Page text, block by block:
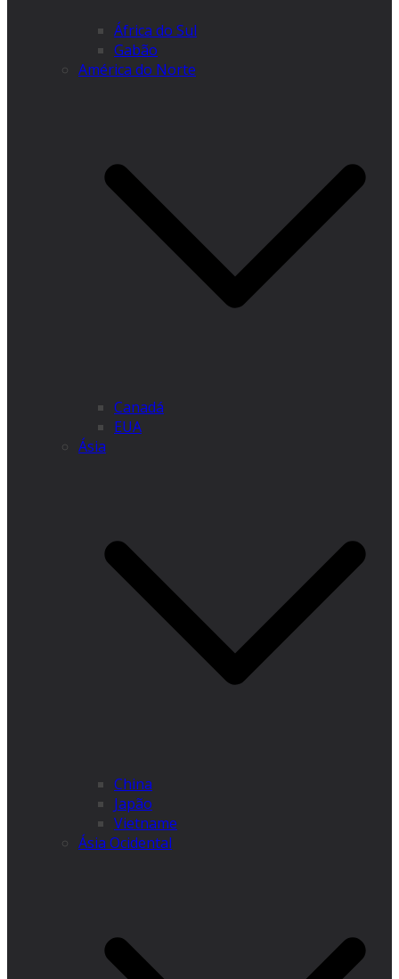
África do Sul
Gabão
América do Norte
Canadá
EUA
Ásia
China
Japão
Vietname
Ásia Ocidental